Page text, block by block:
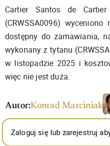
Cartier Santos de
(CRWSSA0096)
dostępny do zamawiania,
wykonany z tytanu
w listopadzie 2025 i
więc nie jest duża.
Autor:Konrad Marciniak
Zaloguj się lub zarejestruj